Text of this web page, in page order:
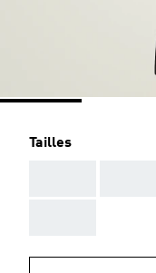
Tailles